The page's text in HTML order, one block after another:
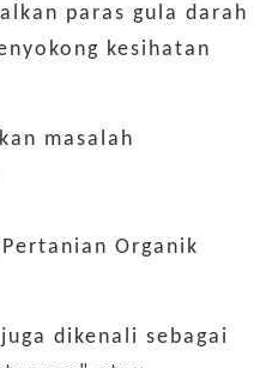
paras gula darah
kesihatan
masalah
Organik
dikenali sebagai